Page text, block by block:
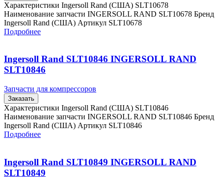
Характеристики Ingersoll Rand (США) SLT10678
Наименование запчасти INGERSOLL RAND SLT10678 Бренд
Ingersoll Rand (США) Артикул SLT10678
Подробнее
Ingersoll Rand SLT10846 INGERSOLL RAND
SLT10846
Запчасти для компрессоров
Заказать
Характеристики Ingersoll Rand (США) SLT10846
Наименование запчасти INGERSOLL RAND SLT10846 Бренд
Ingersoll Rand (США) Артикул SLT10846
Подробнее
Ingersoll Rand SLT10849 INGERSOLL RAND
SLT10849